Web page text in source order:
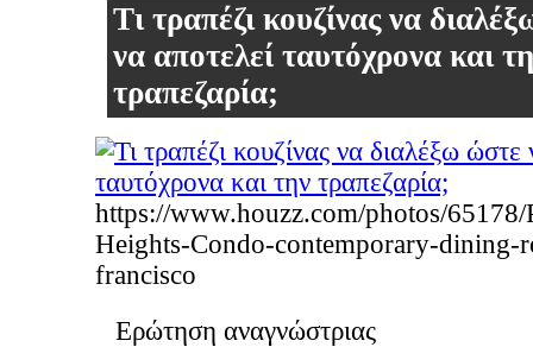
Τι τραπέζι κουζίνας να
να αποτελεί ταυτόχρονα και
τραπεζαρία;
https://www.houzz.com/photos/65178/
Heights-Condo-contemporary-dining-
francisco
Ερώτηση αναγνώστριας